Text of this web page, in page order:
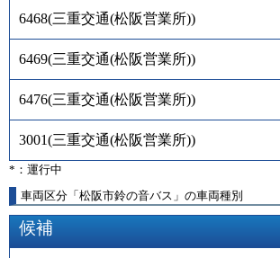
6468(三重交通(松阪営業所))
6469(三重交通(松阪営業所))
6476(三重交通(松阪営業所))
3001(三重交通(松阪営業所))
*：運行中
車両区分「松阪市鈴の音バス」の車両種別
候補